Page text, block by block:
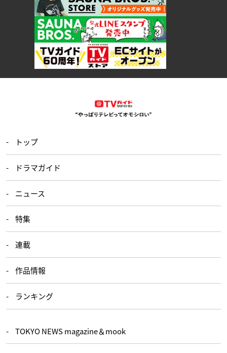
トップ
ドラマガイド
ニュース
特集
連載
作品情報
ランキング
TOKYO NEWS magazine＆mook